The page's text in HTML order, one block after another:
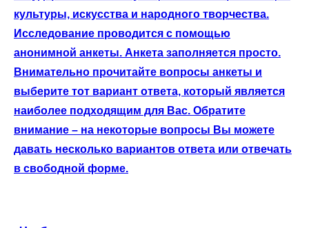
культуры, искусства и народного творчества.
Исследование проводится с помощью
анонимной анкеты. Анкета заполняется просто.
Внимательно прочитайте вопросы анкеты и
выберите тот вариант ответа, который является
наиболее подходящим для Вас. Обратите
внимание – на некоторые вопросы Вы можете
давать несколько вариантов ответа или отвечать
в свободной форме.